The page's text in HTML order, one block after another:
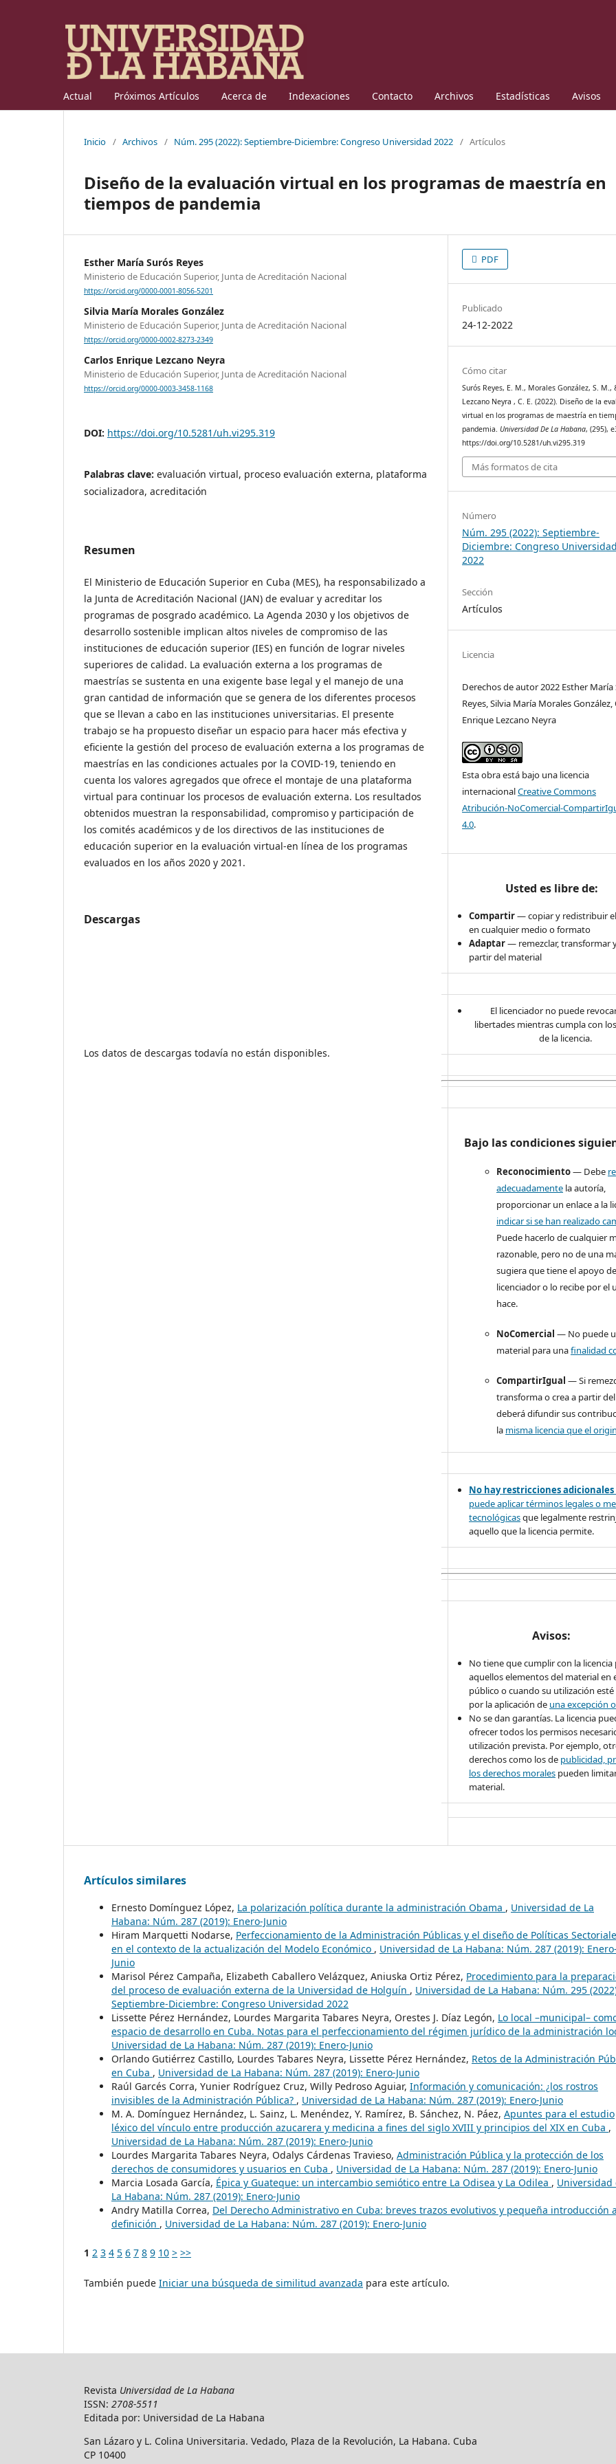
Actual Próximos Artículos Acerca de Indexaciones Contacto Archivos Estadísticas Avisos
Inicio / Archivos / Núm. 295 (2022): Septiembre-Diciembre: Congreso Universidad 2022 / Artículos
Diseño de la evaluación virtual en los programas de maestría en
tiempos de pandemia
Esther María Surós Reyes
Ministerio de Educación Superior, Junta de Acreditación Nacional
https://orcid.org/0000-0001-8056-5201
Silvia María Morales González
Ministerio de Educación Superior, Junta de Acreditación Nacional
https://orcid.org/0000-0002-8273-2349
Carlos Enrique Lezcano Neyra
Ministerio de Educación Superior, Junta de Acreditación Nacional
https://orcid.org/0000-0003-3458-1168
DOI: https://doi.org/10.5281/uh.vi295.319
Palabras clave: evaluación virtual, proceso evaluación externa, plataforma
socializadora, acreditación
Resumen
El Ministerio de Educación Superior en Cuba (MES), ha responsabilizado a
la Junta de Acreditación Nacional (JAN) de evaluar y acreditar los
programas de posgrado académico. La Agenda 2030 y los objetivos de
desarrollo sostenible implican altos niveles de compromiso de las
instituciones de educación superior (IES) en función de lograr niveles
superiores de calidad. La evaluación externa a los programas de
maestrías se sustenta en una exigente base legal y el manejo de una
gran cantidad de información que se genera de los diferentes procesos
que se llevan a cabo en las instituciones universitarias. El presente
trabajo se ha propuesto diseñar un espacio para hacer más efectiva y
eficiente la gestión del proceso de evaluación externa a los programas de
maestrías en las condiciones actuales por la COVID-19, teniendo en
cuenta los valores agregados que ofrece el montaje de una plataforma
virtual para continuar los procesos de evaluación externa. Los resultados
obtenidos muestran la responsabilidad, compromiso y participación de
los comités académicos y de los directivos de las instituciones de
educación superior en la evaluación virtual-en línea de los programas
evaluados en los años 2020 y 2021.
Descargas
Los datos de descargas todavía no están disponibles.
PDF
Publicado
24-12-2022
Cómo citar
Surós Reyes, E. M., Morales González, S. M.,
Lezcano Neyra , C. E. (2022). Diseño de la
virtual en los programas de maestría en
pandemia.Universidad De La Habana, (295),
https://doi.org/10.5281/uh.vi295.319
Más formatos de cita
Número
Núm. 295 (2022): Septiembre-
Diciembre: Congreso Universidad
2022
Sección
Artículos
Licencia
Derechos de autor 2022 Esther María
Reyes, Silvia María Morales González,
Enrique Lezcano Neyra
Esta obra está bajo una licencia
internacionalCreative Commons
Atribución-NoComercial-
4.0.
Usted es libre de:
Compartir— copiar y redistribuir
en cualquier medio o formato
Adaptar— remezclar, transformar
partir del material
El licenciador no puede
libertades mientras cumpla con
de la licencia.
Bajo las condiciones
Reconocimiento— Debe
adecuadamente la autoría,
proporcionar un enlace a la
indicar si se han realizado
Puede hacerlo de cualquier
razonable, pero no de una
sugiera que tiene el apoyo
licenciador o lo recibe por el
hace.
NoComercial — No puede
material para unafinalidad
CompartirIgual — Si
transforma o crea a partir
deberá difundir sus
la misma licencia que el
No hay restricciones adicionales
puede aplicar términos legales o
tecnológicasque legalmente
aquello que la licencia permite.
Avisos:
No tiene que cumplir con la licencia
aquellos elementos del material en
público o cuando su utilización
por la aplicación de una excepción
No se dan garantías. La licencia
ofrecer todos los permisos
utilización prevista. Por ejemplo,
derechos como los de publicidad,
los derechos morales pueden
material.
Artículos similares
Ernesto Domínguez López, La polarización política durante la administración Obama , Universidad de La
Habana: Núm. 287 (2019): Enero-Junio
Hiram Marquetti Nodarse, Perfeccionamiento de la Administración Públicas y el diseño de Políticas
en el contexto de la actualización del Modelo Económico , Universidad de La Habana: Núm. 287 (2019): Enero-
Junio
Marisol Pérez Campaña, Elizabeth Caballero Velázquez, Aniuska Ortiz Pérez, Procedimiento para la
del proceso de evaluación externa de la Universidad de Holguín , Universidad de La Habana: Núm. 295
Septiembre-Diciembre: Congreso Universidad 2022
Lissette Pérez Hernández, Lourdes Margarita Tabares Neyra, Orestes J. Díaz Legón, Lo local –municipal–
espacio de desarrollo en Cuba. Notas para el perfeccionamiento del régimen jurídico de la administración
Universidad de La Habana: Núm. 287 (2019): Enero-Junio
Orlando Gutiérrez Castillo, Lourdes Tabares Neyra, Lissette Pérez Hernández, Retos de la Administración
en Cuba , Universidad de La Habana: Núm. 287 (2019): Enero-Junio
Raúl Garcés Corra, Yunier Rodríguez Cruz, Willy Pedroso Aguiar, Información y comunicación: ¿los rostros
invisibles de la Administración Pública? , Universidad de La Habana: Núm. 287 (2019): Enero-Junio
M. A. Domínguez Hernández, L. Sainz, L. Menéndez, Y. Ramírez, B. Sánchez, N. Páez, Apuntes para el estudio
léxico del vínculo entre producción azucarera y medicina a fines del siglo XVIII y principios del XIX en Cuba ,
Universidad de La Habana: Núm. 287 (2019): Enero-Junio
Lourdes Margarita Tabares Neyra, Odalys Cárdenas Travieso, Administración Pública y la protección de los
derechos de consumidores y usuarios en Cuba , Universidad de La Habana: Núm. 287 (2019): Enero-Junio
Marcia Losada García, Épica y Guateque: un intercambio semiótico entre La Odisea y La Odilea , Universidad
La Habana: Núm. 287 (2019): Enero-Junio
Andry Matilla Correa, Del Derecho Administrativo en Cuba: breves trazos evolutivos y pequeña introducción
definición , Universidad de La Habana: Núm. 287 (2019): Enero-Junio
1 2 3 4 5 6 7 8 9 10 > >>
También puede Iniciar una búsqueda de similitud avanzada para este artículo.
Revista Universidad de La Habana
ISSN: 2708-5511
Editada por: Universidad de La Habana
San Lázaro y L. Colina Universitaria. Vedado, Plaza de la Revolución, La Habana. Cuba
CP 10400